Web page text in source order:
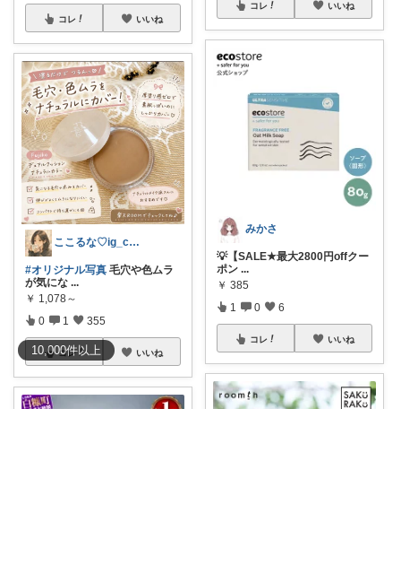
10,000件以上
コレ いいね
ここるな♡ig_cona260
#オリジナル写真 毛穴や色ムラ
が気にな ...
￥ 1,078～
0 1 355
コレ いいね
コレ いいね
みかさ
💡【SALE★最大2800円offクー
ポン ...
￥ 385
1 0 6
コレ いいね